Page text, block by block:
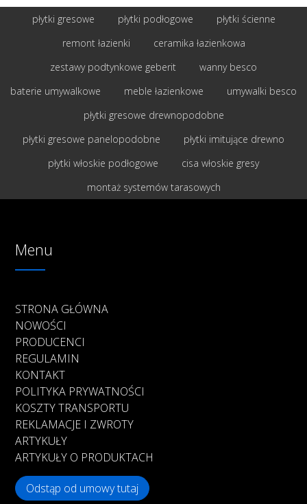
płytki gresowe płytki podłogowe
płytki ścienne
remont łazienki
ceramika łazienkowa
zestawy podtynkowe geberit
wanny besco
baterie umywalkowe
meble łazienkowe
umywalki besco
płytki gresowe drewnopodobne
płytki gresowe panelopodobne
płytki imitujące drewno
płytki włoskie podłogowe
cisa włoskie gresy
montaż systemów tarasowych
Menu
STRONA GŁÓWNA
NOWOŚCI
PRODUCENCI
REGULAMIN
KONTAKT
POLITYKA PRYWATNOŚCI
KOSZTY TRANSPORTU
REKLAMACJE I ZWROTY
ARTYKUŁY
ARTYKUŁY O PRODUKTACH
Odstąp od umowy tutaj